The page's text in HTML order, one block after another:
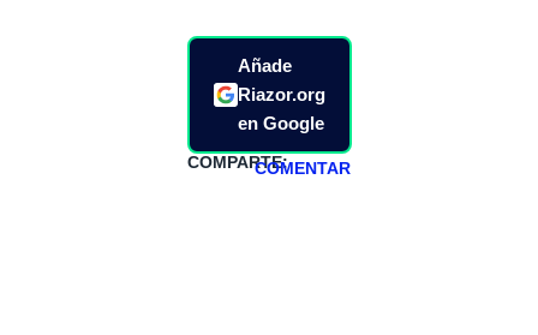
Añade
Riazor.org
en Google
COMPARTE:COMENTAR